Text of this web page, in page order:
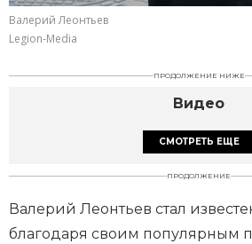
Валерий Леонтьев
Legion-Media
ПРОДОЛЖЕНИЕ НИЖЕ
Видео
СМОТРЕТЬ ЕЩЕ
ПРОДОЛЖЕНИЕ
Валерий Леонтьев стал
благодаря своим популярным